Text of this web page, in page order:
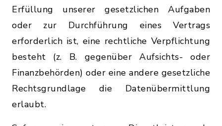
Erfüllung unserer gesetzlichen Aufgaben
oder zur Durchführung eines Vertrags
erforderlich ist, eine rechtliche Verpflichtung
besteht (z. B. gegenüber Aufsichts- oder
Finanzbehörden) oder eine andere gesetzliche
Rechtsgrundlage die Datenübermittlung
erlaubt.